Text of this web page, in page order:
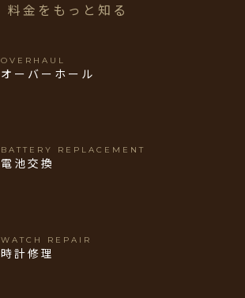
料金をもっと知る
OVERHAUL
オーバーホール
BATTERY REPLACEMENT
電池交換
WATCH REPAIR
時計修理